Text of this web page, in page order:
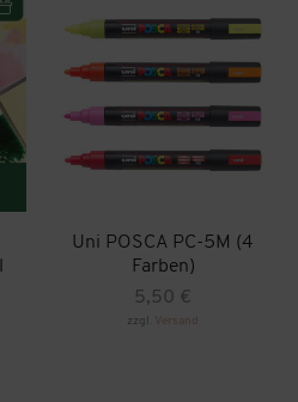
Uni POSCA PC-5M (4
Farben)
5,50 €
zzgl. Versand